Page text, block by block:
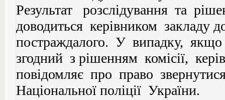
Результат розслідування та
доводиться керівником закладу
постраждалого. У випадку,
згодний з рішенням комісії,
повідомляє про право
Національної поліції України.